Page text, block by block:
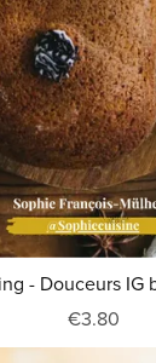
- Douceurs IG
€3.80